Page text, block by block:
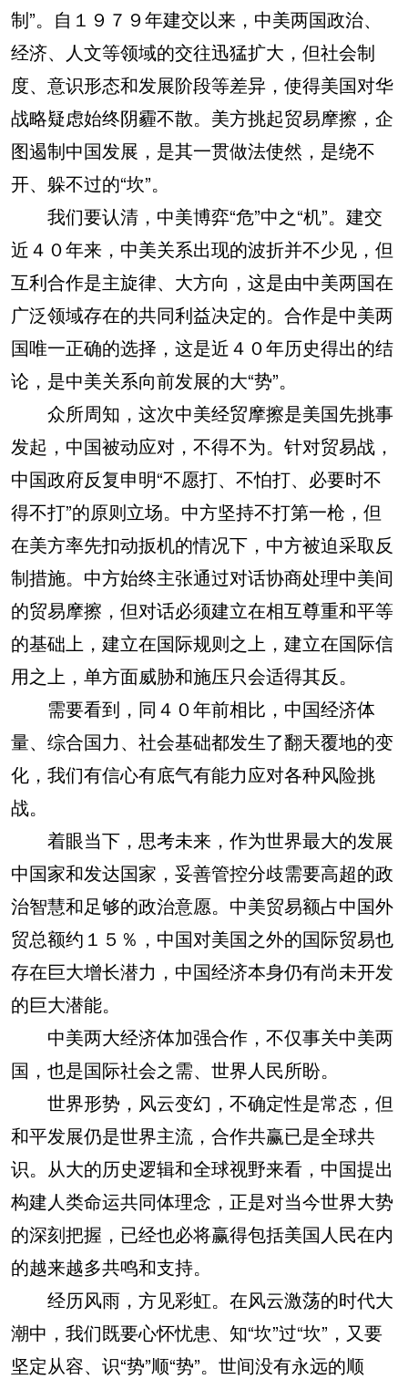
制”。自１９７９年建交以来，中美两国政治、
经济、人文等领域的交往迅猛扩大，但社会制
度、意识形态和发展阶段等差异，使得美国对华
战略疑虑始终阴霾不散。美方挑起贸易摩擦，企
图遏制中国发展，是其一贯做法使然，是绕不
开、躲不过的“坎”。
我们要认清，中美博弈“危”中之“机”。建交
近４０年来，中美关系出现的波折并不少见，但
互利合作是主旋律、大方向，这是由中美两国在
广泛领域存在的共同利益决定的。合作是中美两
国唯一正确的选择，这是近４０年历史得出的结
论，是中美关系向前发展的大“势”。
众所周知，这次中美经贸摩擦是美国先挑事
发起，中国被动应对，不得不为。针对贸易战，
中国政府反复申明“不愿打、不怕打、必要时不
得不打”的原则立场。中方坚持不打第一枪，但
在美方率先扣动扳机的情况下，中方被迫采取反
制措施。中方始终主张通过对话协商处理中美间
的贸易摩擦，但对话必须建立在相互尊重和平等
的基础上，建立在国际规则之上，建立在国际信
用之上，单方面威胁和施压只会适得其反。
需要看到，同４０年前相比，中国经济体
量、综合国力、社会基础都发生了翻天覆地的变
化，我们有信心有底气有能力应对各种风险挑
战。
着眼当下，思考未来，作为世界最大的发展
中国家和发达国家，妥善管控分歧需要高超的政
治智慧和足够的政治意愿。中美贸易额占中国外
贸总额约１５％，中国对美国之外的国际贸易也
存在巨大增长潜力，中国经济本身仍有尚未开发
的巨大潜能。
中美两大经济体加强合作，不仅事关中美两
国，也是国际社会之需、世界人民所盼。
世界形势，风云变幻，不确定性是常态，但
和平发展仍是世界主流，合作共赢已是全球共
识。从大的历史逻辑和全球视野来看，中国提出
构建人类命运共同体理念，正是对当今世界大势
的深刻把握，已经也必将赢得包括美国人民在内
的越来越多共鸣和支持。
经历风雨，方见彩虹。在风云激荡的时代大
潮中，我们既要心怀忧患、知“坎”过“坎”，又要
坚定从容、识“势”顺“势”。世间没有永远的顺